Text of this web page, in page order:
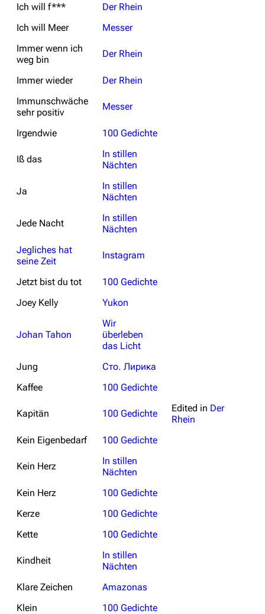
Ich will f***
Der Rhein
Ich will Meer
Messer
Immer wenn ich
weg bin
Der Rhein
Immer wieder
Der Rhein
Immunschwäche
sehr positiv
Messer
Irgendwie 100 Gedichte
Iß das
In stillen
Nächten
Ja
In stillen
Nächten
Jede Nacht
In stillen
Nächten
Jegliches hat
seine Zeit
Instagram
Jetzt bist du tot
100 Gedichte
Joey Kelly
Yukon
Johan Tahon
Wir
überleben
das Licht
Jung
Сто. Лирика
Kaffee
100 Gedichte
Kapitän 100 Gedichte Edited in Der
Rhein
Kein Eigenbedarf
100 Gedichte
Kein Herz
In stillen
Nächten
Kein Herz
100 Gedichte
Kerze
100 Gedichte
Kette
100 Gedichte
Kindheit
In stillen
Nächten
Klare Zeichen
Amazonas
Klein
100 Gedichte